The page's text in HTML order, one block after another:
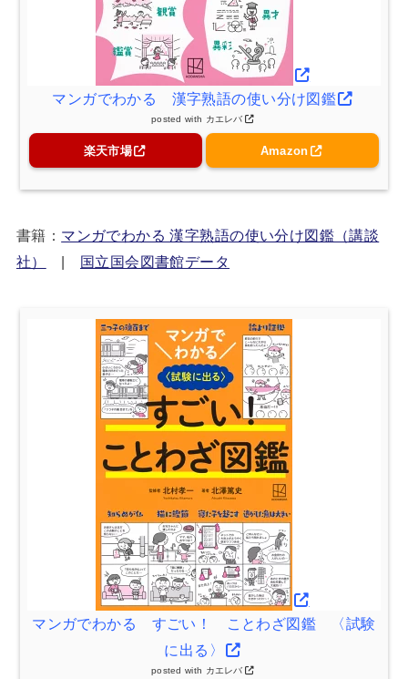
マンガでわかる 漢字熟語の使い分け図鑑
posted with カエレバ
楽天市場 Amazon
書籍： マンガでわかる 漢字熟語の使い分け図鑑（講談
社）
| 国立国会図書館データ
マンガでわかる すごい！ ことわざ図鑑 〈試験
に出る〉
posted with カエレバ